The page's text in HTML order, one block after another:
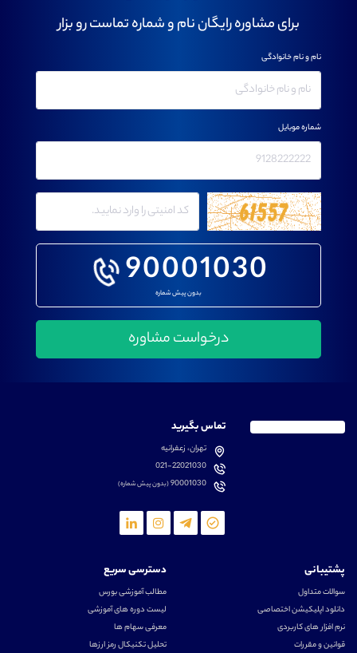
برای مشاوره رایگان نام و شماره تماست رو بزار
90001030
بدون پیش شماره
نام و نام خانوادگی
شماره موبایل
تماس بگیرید
تهران، زعفرانیه
021-22021030
90001030(بدون پیش شماره)
پشتیبانی
سوالات متداول
دانلود اپلیکیشن اختصاصی
نرم افزار های کاربردی
قوانین و مقررات
دسترسی سریع
مطالب آموزشی بورس
لیست دوره های آموزشی
معرفی سهام ها
تحلیل تکنیکال رمز ارزها